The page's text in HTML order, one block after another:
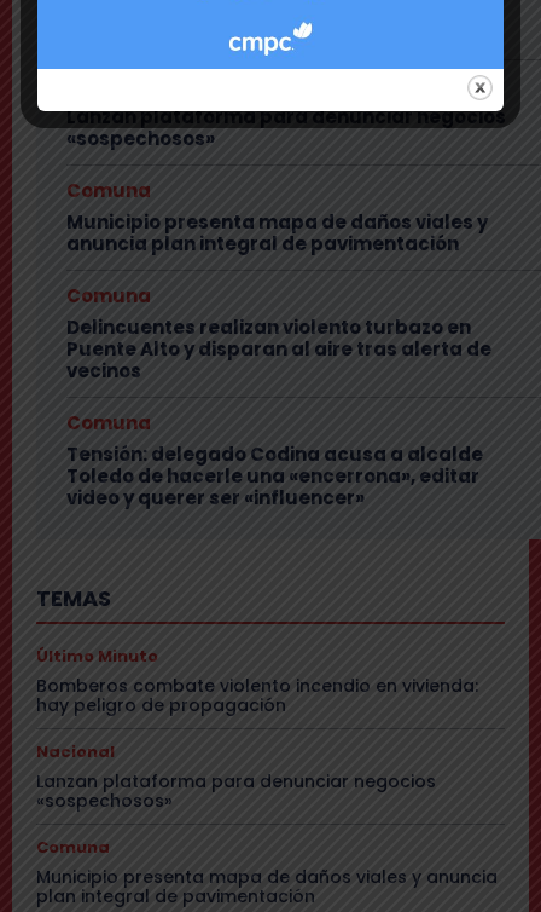
vivienda: hay peligro de propagación
Lanzan plataforma para denunciar negocios
«sospechosos»
Comuna
Municipio presenta mapa de daños viales y
anuncia plan integral de pavimentación
Comuna
Delincuentes realizan violento turbazo en
Puente Alto y disparan al aire tras alerta de
vecinos
Comuna
Tensión: delegado Codina acusa a alcalde
Toledo de hacerle una «encerrona», editar
video y querer ser «influencer»
TEMAS
Último Minuto
Bomberos combate violento incendio en vivienda:
hay peligro de propagación
Nacional
Lanzan plataforma para denunciar negocios
«sospechosos»
Comuna
Municipio presenta mapa de daños viales y anuncia
plan integral de pavimentación